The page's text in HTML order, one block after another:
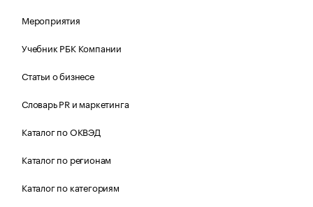
Мероприятия
Учебник РБК Компании
Статьи о бизнесе
Словарь PR и маркетинга
Каталог по ОКВЭД
Каталог по регионам
Каталог по категориям